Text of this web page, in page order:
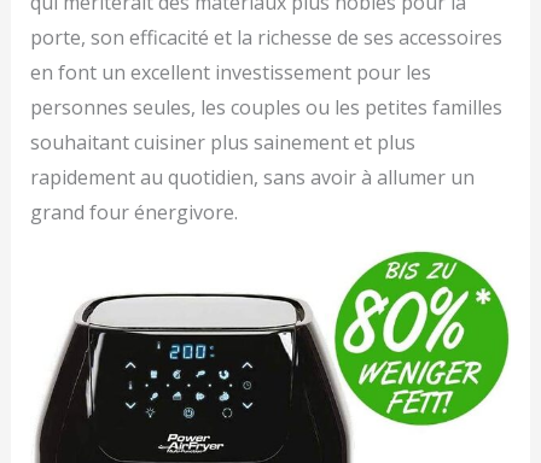
porte, son efficacité et la richesse de ses accessoires
en font un excellent investissement pour les
personnes seules, les couples ou les petites familles
souhaitant cuisiner plus sainement et plus
rapidement au quotidien, sans avoir à allumer un
grand four énergivore.